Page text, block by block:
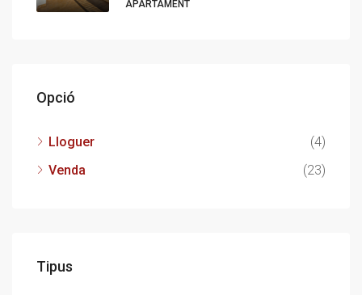
APARTAMENT
Opció
Lloguer
(4)
Venda
(23)
Tipus